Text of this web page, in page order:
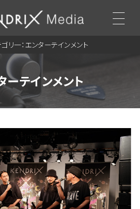
リ一：エンターテインメント
ーテインメント